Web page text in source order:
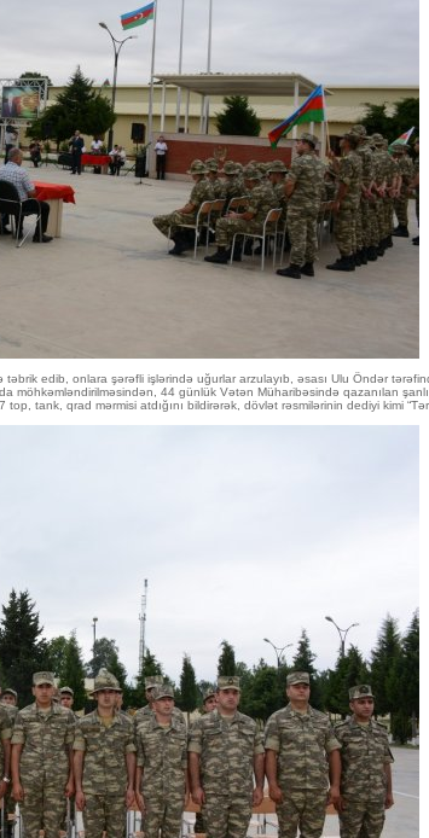
edib, onlara şərəfli işlərində uğurlar arzulayıb, əsası Ulu Öndər
44 günlük Vətən Müharibəsində qazanılan
tank, qrad mərmisi atdığını bildirərək, dövlət rəsmilərinin dediyi kimi